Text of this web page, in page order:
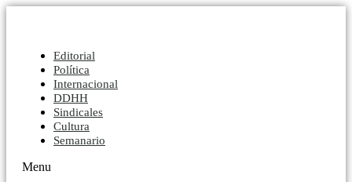
Editorial
Política
Internacional
DDHH
Sindicales
Cultura
Semanario
Menu